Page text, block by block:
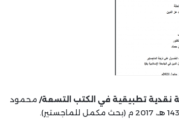
نقدية تطبيقية في الكتب التسعة/ محمود